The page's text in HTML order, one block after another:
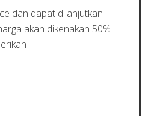
dan dapat dilanjutkan
akan dikenakan 50%